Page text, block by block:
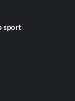
sport